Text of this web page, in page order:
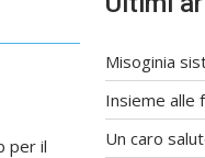
per il
Misoginia
Insieme alle
Un caro